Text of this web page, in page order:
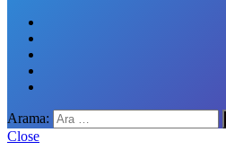
Arama:
Close